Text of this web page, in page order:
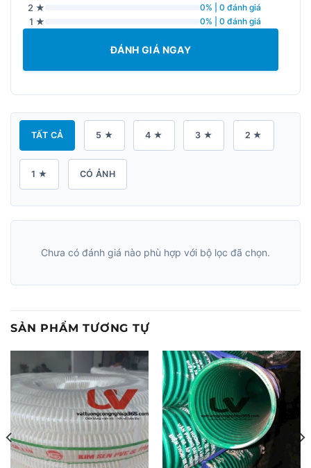
2 ★ 0% | 0 đánh giá
1 ★ 0% | 0 đánh giá
ĐÁNH GIÁ NGAY
TẤT CẢ 5 ★ 4 ★ 3 ★ 2 ★
1 ★ CÓ ẢNH
Chưa có đánh giá nào phù hợp với bộ lọc đã chọn.
SẢN PHẨM TƯƠNG TỰ